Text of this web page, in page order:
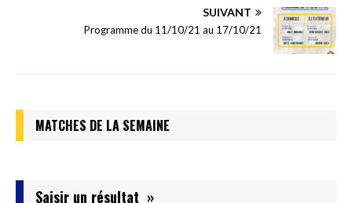
SUIVANT
Programme du 11/10/21 au 17/10/21
MATCHES DE LA SEMAINE
Saisir un résultat »